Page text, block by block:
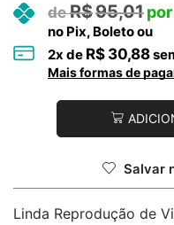
R$95,01
no Pix, Boleto ou
2x de R$ 30,88
Mais formas de
Salvar
Linda Reprodução de